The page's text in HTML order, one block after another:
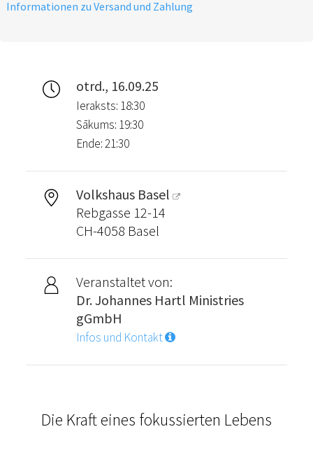
Informationen zu Versand und Zahlung
otrd., 16.09.25
Ieraksts: 18:30
Sākums: 19:30
Ende: 21:30
Volkshaus Basel
Rebgasse 12-14
CH-4058 Basel
Veranstaltet von:
Dr. Johannes Hartl Ministries
gGmbH
Infos und Kontakt
Die Kraft eines fokussierten Lebens